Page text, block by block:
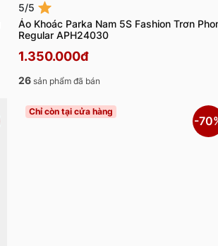
5/5
Áo Khoác Parka Nam 5S Fashion Trơn
Regular APH24030
1.350.000đ
26 sản phẩm đã bán
Chỉ còn tại cửa hàng
-